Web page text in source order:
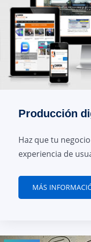
Producción
Haz que tu
experiencia de
MÁS